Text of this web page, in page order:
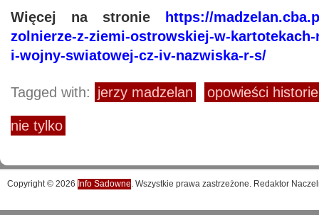
Więcej na stronie
https://
zolnierze-z-ziemi-ostrowskiej-w-
i-wojny-swiatowej-cz-iv-nazwiska-r-s/
Tagged with: jerzy madzelan opowieści
nie tylko
Copyright © 2026 Info Sadowne. Wszystkie prawa zastrzeżone. Redaktor